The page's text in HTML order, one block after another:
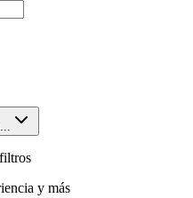
y más